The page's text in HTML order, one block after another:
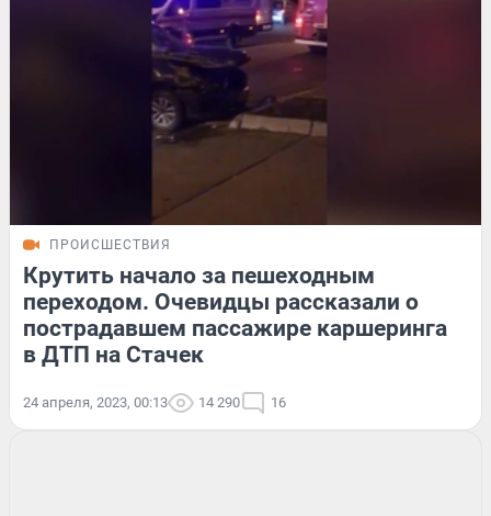
ПРОИСШЕСТВИЯ
Крутить начало за пешеходным
переходом. Очевидцы рассказали о
пострадавшем пассажире каршеринга
в ДТП на Стачек
24 апреля, 2023, 00:13 14 290 16